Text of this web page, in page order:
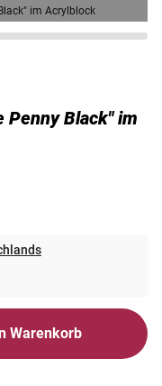
im Acrylblock
Penny Black" im
Warenkorb